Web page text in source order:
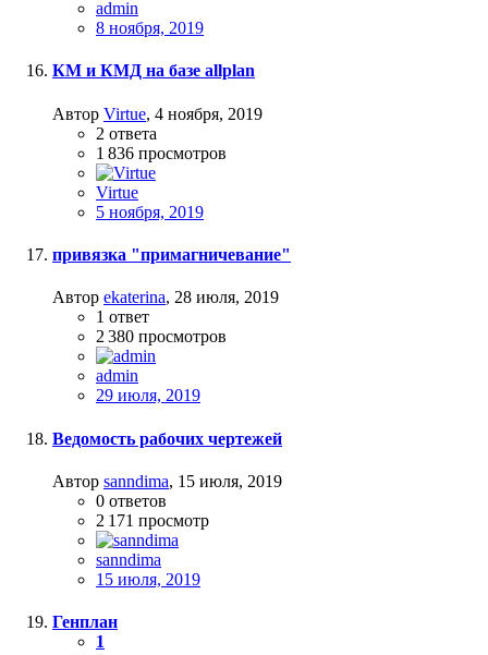
admin
8 ноября, 2019
КМ и КМД на базе allplan
Автор Virtue, 4 ноября, 2019
2 ответа
1 836 просмотров
Virtue
5 ноября, 2019
привязка "примагничевание"
Автор ekaterina, 28 июля, 2019
1 ответ
2 380 просмотров
admin
29 июля, 2019
Ведомость рабочих чертежей
Автор sanndima, 15 июля, 2019
0 ответов
2 171 просмотр
sanndima
15 июля, 2019
Генплан
1